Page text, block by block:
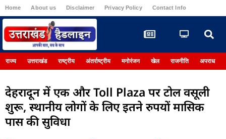
Home About us Disclaimer Privacy Policy Contact Info
राज्य उत्तराखंड राष्ट्रीय अंतर्राष्ट्रीय मनोरंजन खेल राजनीति अपराध
देहरादून में एक और Toll Plaza पर टोल वसूली
शुरू, स्थानीय लोगों के लिए इतने रुपयों मासिक
पास की सुविधा